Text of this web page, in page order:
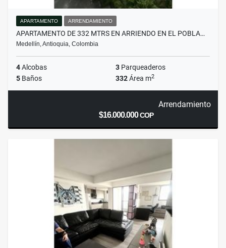
APARTAMENTO ARRENDAMIENTO
APARTAMENTO DE 332 MTRS EN ARRIENDO EN EL POBLA…
Medellín, Antioquia, Colombia
4Alcobas 3 Parqueaderos
5 Baños 332Área m2
Arrendamiento
$16.000.000COP